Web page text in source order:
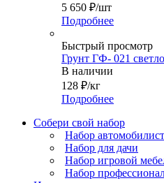
5 650 ₽/шт
Подробнее
Быстрый просмотр
Грунт ГФ- 021
В наличии
128 ₽/кг
Подробнее
Собери свой набор
Набор
Набор для дачи
Набор игровой
Набор